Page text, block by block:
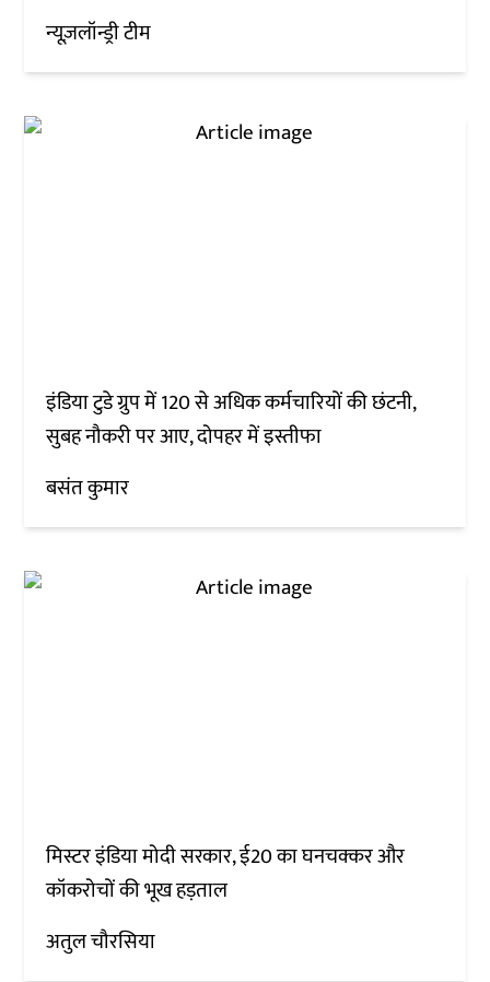
न्यूज़लॉन्ड्री टीम
इंडिया टुडे ग्रुप में 120 से अधिक कर्मचारियों की छंटनी,
सुबह नौकरी पर आए, दोपहर में इस्तीफा
बसंत कुमार
मिस्टर इंडिया मोदी सरकार, ई20 का घनचक्कर और
कॉकरोचों की भूख हड़ताल
अतुल चौरसिया